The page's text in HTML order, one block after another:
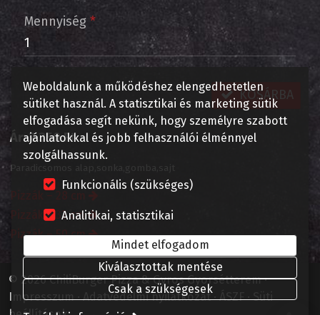
Mennyiség *
KOSÁRBA
Ár:2 350 Ft
Paradicsomos alap,sonka,gomba,sajt
Pizzák – 28 cm
Pizzák – 32 cm
Pizzák – 50 cm
© 2026 ChiliBurger Pizza & Gyros Gyorsétterem
Impresszum
Adatvédelmi nyilatkozat ÁSZF
Süti
Weboldalunk a működéshez elengedhetetlen
sütiket használ. A statisztikai és marketing sütik
elfogadása segít nekünk, hogy személyre szabott
ajánlatokkal és jobb felhasználói élménnyel
szolgálhassunk.
Funkcionális (szükséges)
Analitikai, statisztikai
Mindet elfogadom
Kiválasztottak mentése
Csak a szükségesek